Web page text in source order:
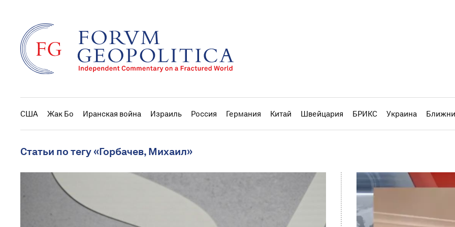
США Жак Бо Иранская война Израиль Россия Германия Китай Швейцария БРИКС Украина
Статьи по тегу «Горбачев, Михаил»